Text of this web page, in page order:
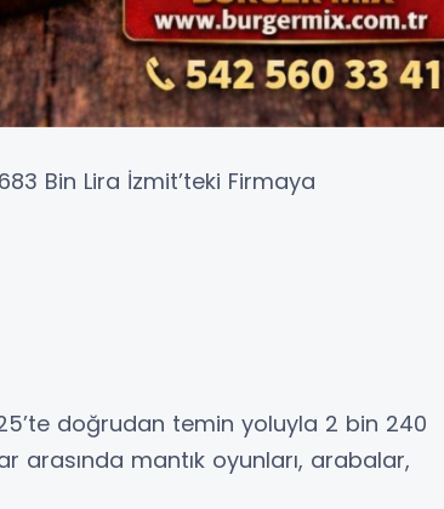
Bin Lira İzmit’teki Firmaya
doğrudan temin yoluyla 2 bin 240
arasında mantık oyunları, arabalar,